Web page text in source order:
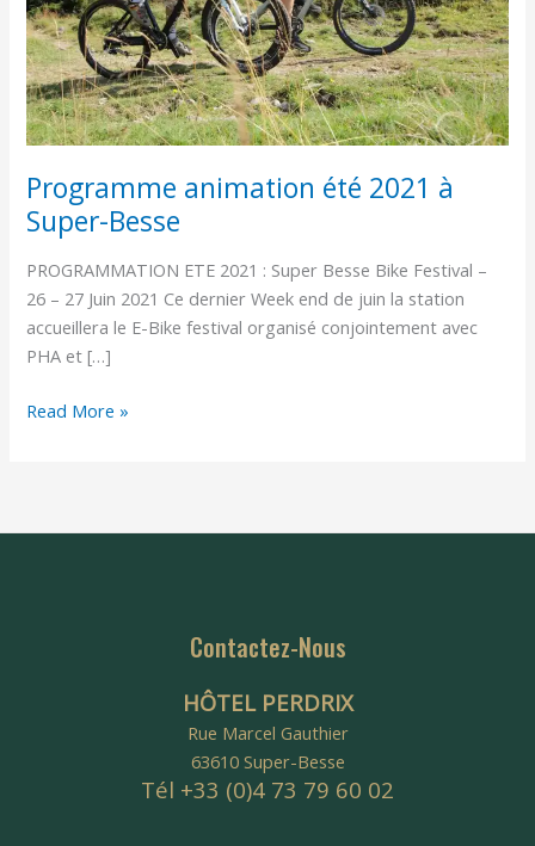
Programme animation été 2021 à
Super-Besse
PROGRAMMATION ETE 2021 : Super Besse Bike Festival –
26 – 27 Juin 2021 Ce dernier Week end de juin la station
accueillera le E-Bike festival organisé conjointement avec
PHA et […]
Besse
Read More »
Contactez-Nous
HÔTEL PERDRIX
Rue Marcel Gauthier
63610 Super-Besse
Tél +33 (0)4 73 79 60 02